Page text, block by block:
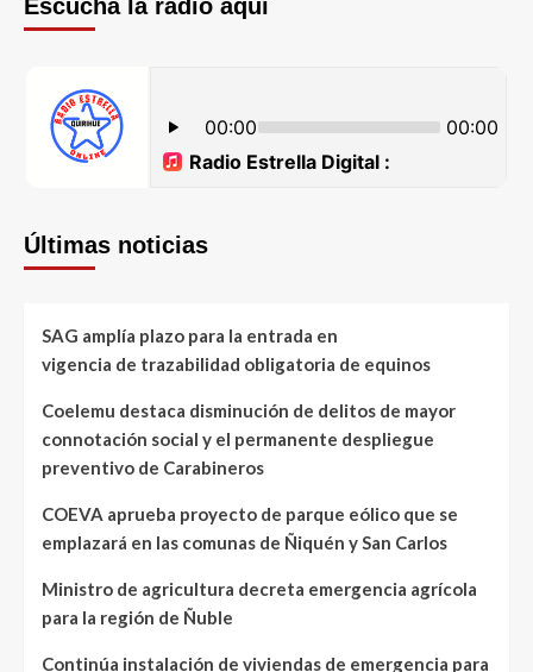
Escucha la radio aquí
Últimas noticias
SAG amplía plazo para la entrada en
vigencia de trazabilidad obligatoria de equinos
Coelemu destaca disminución de delitos de mayor
connotación social y el permanente despliegue
preventivo de Carabineros
COEVA aprueba proyecto de parque eólico que se
emplazará en las comunas de Ñiquén y San Carlos
Ministro de agricultura decreta emergencia agrícola
para la región de Ñuble
Continúa instalación de viviendas de emergencia para